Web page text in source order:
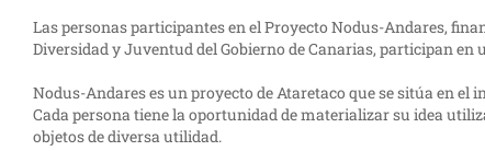
Las personas participantes en el Proyecto Nodus-Andares,
Diversidad y Juventud del Gobierno de Canarias, participan
Nodus-Andares es un proyecto de Ataretaco que se sitúa en
Cada persona tiene la oportunidad de materializar su idea
objetos de diversa utilidad.